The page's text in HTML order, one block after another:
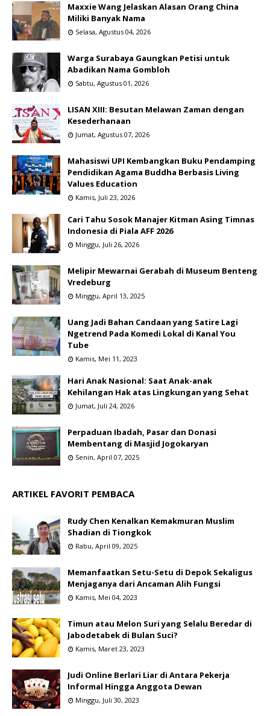
Maxxie Wang Jelaskan Alasan Orang China
Miliki Banyak Nama
Selasa, Agustus 04, 2026
Warga Surabaya Gaungkan Petisi untuk
Abadikan Nama Gombloh
Sabtu, Agustus 01, 2026
LISAN XIII: Besutan Melawan Zaman dengan
Kesederhanaan
Jumat, Agustus 07, 2026
Mahasiswi UPI Kembangkan Buku Pendamping
Pendidikan Agama Buddha Berbasis Living
Values Education
Kamis, Juli 23, 2026
Cari Tahu Sosok Manajer Kitman Asing Timnas
Indonesia di Piala AFF 2026
Minggu, Juli 26, 2026
Melipir Mewarnai Gerabah di Museum Benteng
Vredeburg
Minggu, April 13, 2025
Uang Jadi Bahan Candaan yang Satire Lagi
Ngetrend Pada Komedi Lokal di Kanal You
Tube
Kamis, Mei 11, 2023
Hari Anak Nasional: Saat Anak-anak
Kehilangan Hak atas Lingkungan yang Sehat
Jumat, Juli 24, 2026
Perpaduan Ibadah, Pasar dan Donasi
Membentang di Masjid Jogokaryan
Senin, April 07, 2025
ARTIKEL FAVORIT PEMBACA
Rudy Chen Kenalkan Kemakmuran Muslim
Shadian di Tiongkok
Rabu, April 09, 2025
Memanfaatkan Setu-Setu di Depok Sekaligus
Menjaganya dari Ancaman Alih Fungsi
Kamis, Mei 04, 2023
Timun atau Melon Suri yang Selalu Beredar di
Jabodetabek di Bulan Suci?
Kamis, Maret 23, 2023
Judi Online Berlari Liar di Antara Pekerja
Informal Hingga Anggota Dewan
Minggu, Juli 30, 2023